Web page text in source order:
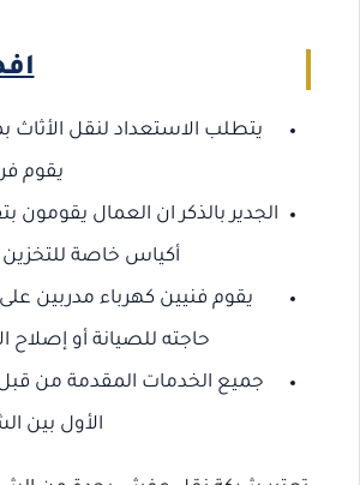
يتطلب الاستعداد لنقل الأثاث
يقوم
الجدير بالذكر ان العمال
أكياس خاصة
يقوم فنيين كهرباء مدربين
حاجته للصيانة أو إصلاح
جميع الخدمات المقدمة من قبل
الأول بين